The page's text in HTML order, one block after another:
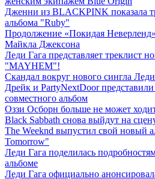
Дженни из BLACKPINK показала
альбома "Ruby"
Продолжение «Покидая
Майкла Джексона
Леди Гага представляет треклист
"MAYHEM"!
Скандал вокруг нового сингла
Дрейк и PartyNextDoor
совместного альбом
Оззи Осборн больше не может
Black Sabbath снова выйдут на
The Weeknd выпустил свой новый
Tomorrow"
Леди Гага поделилась
альбоме
Леди Гага официально